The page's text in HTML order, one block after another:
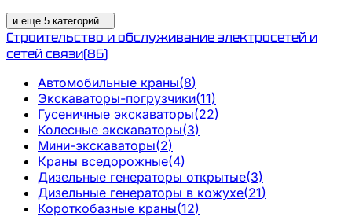
и еще 5 категорий...
Строительство и обслуживание электросетей и
сетей связи(86)
Автомобильные краны(8)
Экскаваторы-погрузчики(11)
Гусеничные экскаваторы(22)
Колесные экскаваторы(3)
Мини-экскаваторы(2)
Краны вседорожные(4)
Дизельные генераторы открытые(3)
Дизельные генераторы в кожухе(21)
Короткобазные краны(12)